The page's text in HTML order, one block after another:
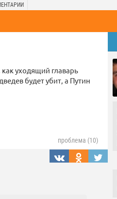
уходящий главарь
будет убит, а Путин
проблема (10)